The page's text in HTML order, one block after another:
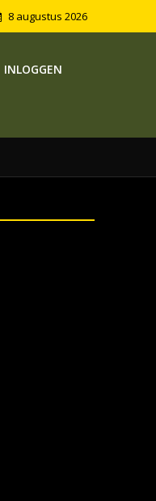
8 augustus 2026
INLOGGEN